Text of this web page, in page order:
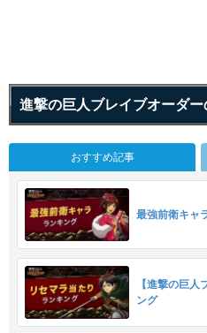
進撃の巨人ブレイブオーダ
おすすめ記事
最強前衛キャ
【進撃の巨
ング